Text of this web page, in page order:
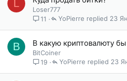
L
Loser777
11
23
YoPierre
B В какую криптовалюту
BitCoiner
19
23
YoPierre